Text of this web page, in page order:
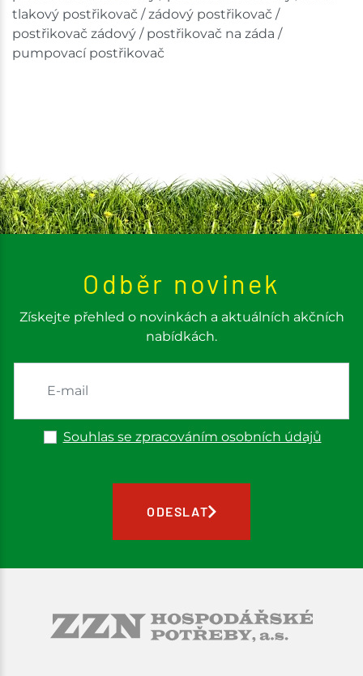
tlakový postřikovač / zádový postřikovač /
postřikovač zádový / postřikovač na záda /
pumpovací postřikovač
Odběr novinek
Získejte přehled o novinkách a aktuálních akčních
nabídkách.
Souhlas se zpracováním osobních údajů
ODESLAT